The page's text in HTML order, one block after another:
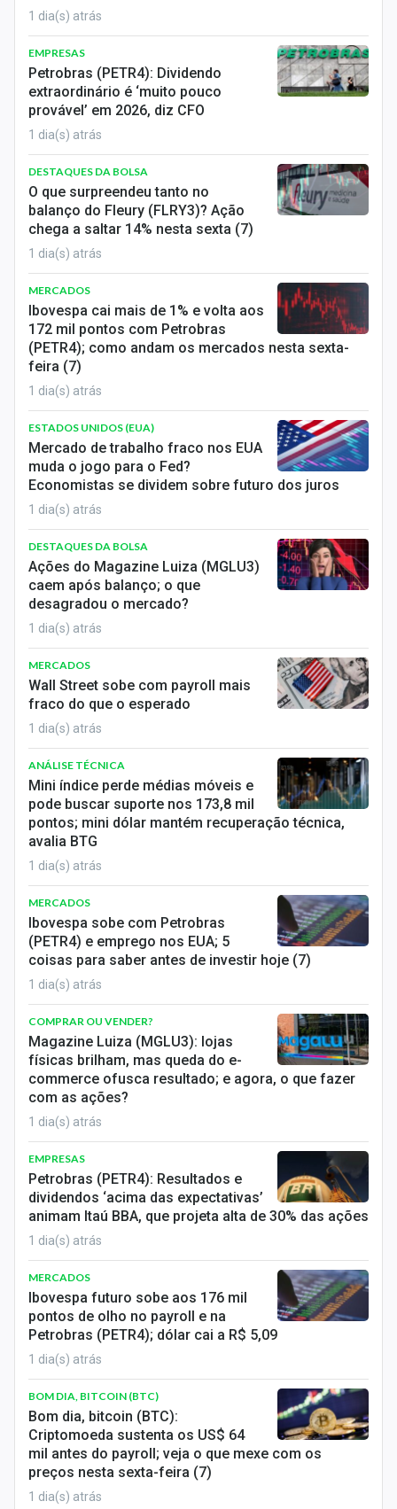
1 dia(s) atrás
EMPRESAS
Petrobras (PETR4): Dividendo
extraordinário é ‘muito pouco
provável’ em 2026, diz CFO
1 dia(s) atrás
DESTAQUES DA BOLSA
O que surpreendeu tanto no
balanço do Fleury (FLRY3)? Ação
chega a saltar 14% nesta sexta (7)
1 dia(s) atrás
MERCADOS
Ibovespa cai mais de 1% e volta aos
172 mil pontos com Petrobras
(PETR4); como andam os mercados nesta sexta-
feira (7)
1 dia(s) atrás
ESTADOS UNIDOS (EUA)
Mercado de trabalho fraco nos EUA
muda o jogo para o Fed?
Economistas se dividem sobre futuro dos juros
1 dia(s) atrás
DESTAQUES DA BOLSA
Ações do Magazine Luiza (MGLU3)
caem após balanço; o que
desagradou o mercado?
1 dia(s) atrás
MERCADOS
Wall Street sobe com payroll mais
fraco do que o esperado
1 dia(s) atrás
ANÁLISE TÉCNICA
Mini índice perde médias móveis e
pode buscar suporte nos 173,8 mil
pontos; mini dólar mantém recuperação técnica,
avalia BTG
1 dia(s) atrás
MERCADOS
Ibovespa sobe com Petrobras
(PETR4) e emprego nos EUA; 5
coisas para saber antes de investir hoje (7)
1 dia(s) atrás
COMPRAR OU VENDER?
Magazine Luiza (MGLU3): lojas
físicas brilham, mas queda do e-
commerce ofusca resultado; e agora, o que fazer
com as ações?
1 dia(s) atrás
EMPRESAS
Petrobras (PETR4): Resultados e
dividendos ‘acima das expectativas’
animam Itaú BBA, que projeta alta de 30% das ações
1 dia(s) atrás
MERCADOS
Ibovespa futuro sobe aos 176 mil
pontos de olho no payroll e na
Petrobras (PETR4); dólar cai a R$ 5,09
1 dia(s) atrás
BOM DIA, BITCOIN (BTC)
Bom dia, bitcoin (BTC):
Criptomoeda sustenta os US$ 64
mil antes do payroll; veja o que mexe com os
preços nesta sexta-feira (7)
1 dia(s) atrás